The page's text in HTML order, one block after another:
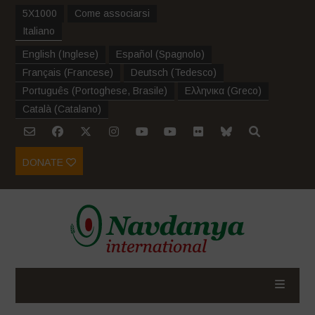
5X1000
Come associarsi
Italiano
English (Inglese) Español (Spagnolo)
Français (Francese) Deutsch (Tedesco)
Português (Portoghese, Brasile) Ελληνικα (Greco)
Català (Catalano)
DONATE